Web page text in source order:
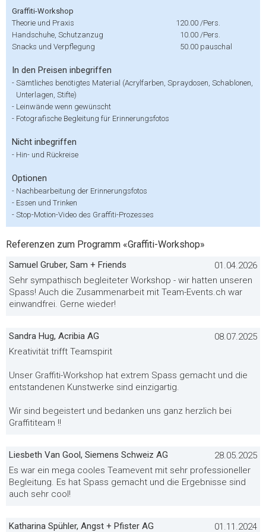
Graffiti-Workshop
Theorie und Praxis
120.00 /Pers.
Handschuhe, Schutzanzug
10.00 /Pers.
Snacks und Verpflegung
50.00 pauschal
In den Preisen inbegriffen
- Sämtliches benötigtes Material (Acrylfarben, Spraydosen, Schablonen,
Unterlagen, Stifte)
- Leinwände wenn gewünscht
- Fotografische Begleitung für Erinnerungsfotos
Nicht inbegriffen
- Hin- und Rückreise
Optionen
- Nachbearbeitung der Erinnerungsfotos
- Essen und Trinken
- Stop-Motion-Video des Graffiti-Prozesses
Referenzen zum Programm «Graffiti-Workshop»
Samuel Gruber, Sam + Friends
01.04.2026
Sehr sympathisch begleiteter Workshop - wir hatten unseren
Spass! Auch die Zusammenarbeit mit Team-Events.ch war
einwandfrei. Gerne wieder!
Sandra Hug, Acribia AG
08.07.2025
Kreativität trifft Teamspirit
Unser Graffiti-Workshop hat extrem Spass gemacht und die
entstandenen Kunstwerke sind einzigartig.
Wir sind begeistert und bedanken uns ganz herzlich bei
Graffititeam !!
Liesbeth Van Gool, Siemens Schweiz AG
28.05.2025
Es war ein mega cooles Teamevent mit sehr professioneller
Begleitung. Es hat Spass gemacht und die Ergebnisse sind
auch sehr cool!
Katharina Spühler, Angst + Pfister AG 01.11.2024